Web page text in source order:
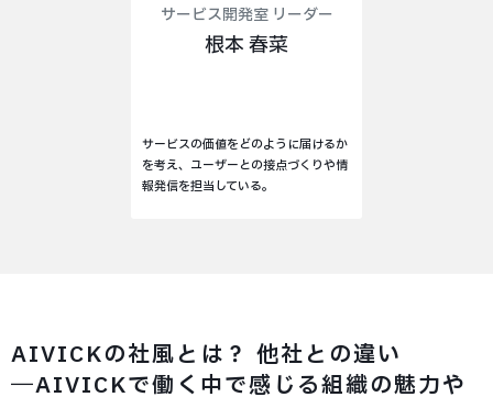
サービス開発室 リーダー
根本 春菜
サービスの価値をどのように届けるか
を考え、ユーザーとの接点づくりや情
報発信を担当している。
AIVICKの社風とは？ 他社との違い
―AIVICKで働く中で感じる組織の魅力や